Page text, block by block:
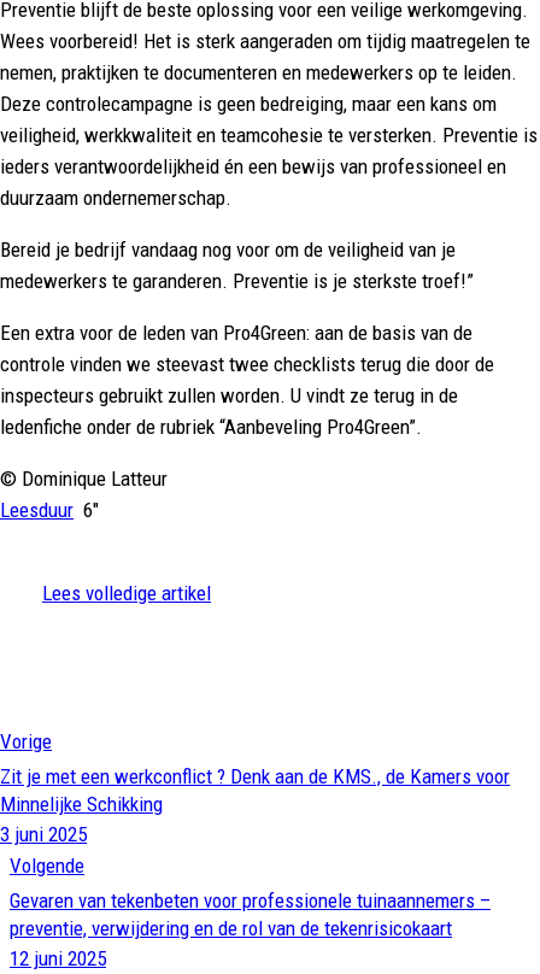
Preventie blijft de beste oplossing voor een veilige werkomgeving.
Wees voorbereid! Het is sterk aangeraden om tijdig maatregelen te
nemen, praktijken te documenteren en medewerkers op te leiden.
Deze controlecampagne is geen bedreiging, maar een kans om
veiligheid, werkkwaliteit en teamcohesie te versterken. Preventie is
ieders verantwoordelijkheid én een bewijs van professioneel en
duurzaam ondernemerschap.
Bereid je bedrijf vandaag nog voor om de veiligheid van je
medewerkers te garanderen. Preventie is je sterkste troef!”
Een extra voor de leden van Pro4Green: aan de basis van de
controle vinden we steevast twee checklists terug die door de
inspecteurs gebruikt zullen worden. U vindt ze terug in de
ledenfiche onder de rubriek “Aanbeveling Pro4Green”.
© Dominique Latteur
Leesduur 6″
Lees volledige artikel
Vorige
Zit je met een werkconflict ? Denk aan de KMS., de Kamers voor
Minnelijke Schikking
3 juni 2025
Volgende
Gevaren van tekenbeten voor professionele tuinaannemers –
preventie, verwijdering en de rol van de tekenrisicokaart
12 juni 2025